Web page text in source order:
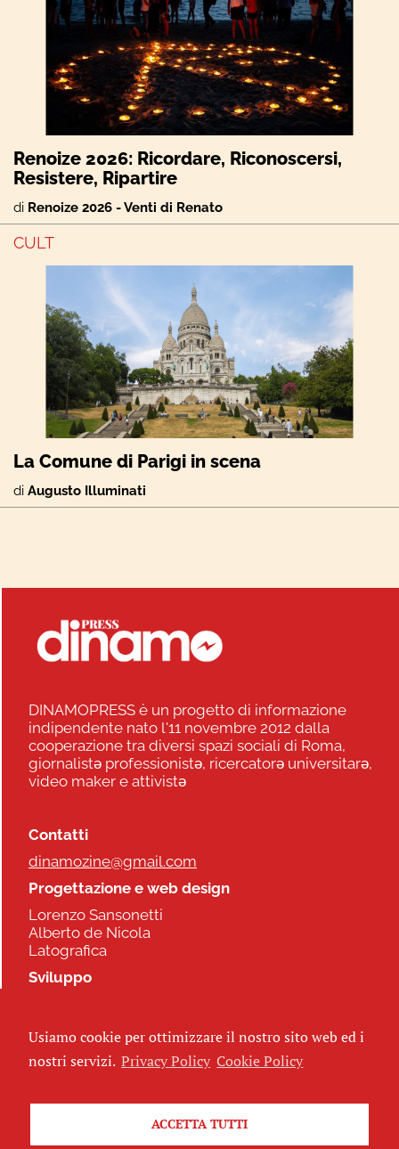
Renoize 2026: Ricordare, Riconoscersi,
Resistere, Ripartire
di Renoize 2026 - Venti di Renato
CULT
La Comune di Parigi in scena
di Augusto Illuminati
DINAMOPRESS è un progetto di informazione
indipendente nato l'11 novembre 2012 dalla
cooperazione tra diversi spazi sociali di Roma,
giornalistə professionistə, ricercatorə universitarə,
video maker e attivistə
Contatti
dinamozine@gmail.com
Progettazione e web design
Lorenzo Sansonetti
Alberto de Nicola
Latografica
Sviluppo
Seguici
Usiamo cookie per ottimizzare il nostro sito web ed i
nostri servizi. Privacy Policy Cookie Policy
ACCETTA TUTTI